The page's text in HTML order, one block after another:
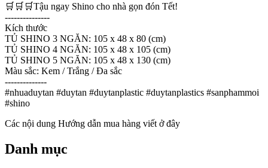
🛒🛒🛒Tậu ngay Shino cho nhà gọn đón Tết!
---------------
Kích thước
TỦ SHINO 3 NGĂN: 105 x 48 x 80 (cm)
TỦ SHINO 4 NGĂN: 105 x 48 x 105 (cm)
TỦ SHINO 5 NGĂN: 105 x 48 x 130 (cm)
Màu sắc: Kem / Trắng / Đa sắc
--------------
#nhuaduytan #duytan #duytanplastic #duytanplastics #sanphammoi
#shino
Các nội dung Hướng dẫn mua hàng viết ở đây
Danh mục